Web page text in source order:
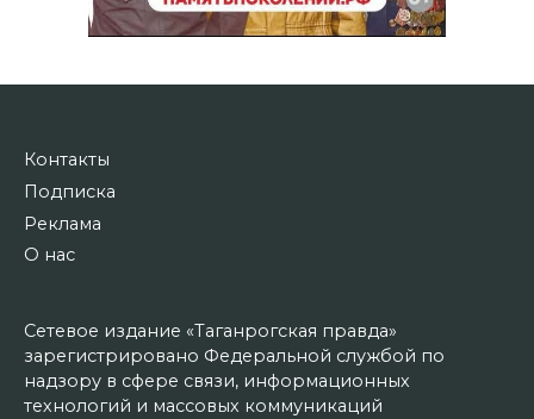
Контакты
Подписка
Реклама
О нас
Сетевое издание «Таганрогская правда»
зарегистрировано Федеральной службой по
надзору в сфере связи, информационных
технологий и массовых коммуникаций